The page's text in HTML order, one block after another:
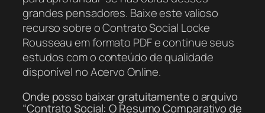
grandes pensadores. Baixe este valioso
recurso sobre o Contrato Social Locke
Rousseau em formato PDF e continue seus
estudos com o conteúdo de qualidade
disponível no Acervo Online.
Onde posso baixar gratuitamente o arquivo
“Contrato Social: O Resumo Comparativo de